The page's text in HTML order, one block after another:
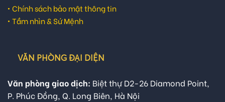
• Chính sách bảo mật thông tin
• Tầm nhìn & Sứ Mệnh
VĂN PHÒNG ĐẠI DIỆN
Văn phòng giao dịch: Biệt thự D2-26 Diamond Point,
P. Phúc Đồng, Q. Long Biên, Hà Nội